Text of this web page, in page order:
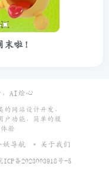
啦！
的网站设计开发，
户功能，简单的模
验
妖导航 关于我们
ICP备2023003918号-5